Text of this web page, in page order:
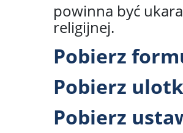
powinna być
religijnej.
Pobierz
Pobierz
Pobierz